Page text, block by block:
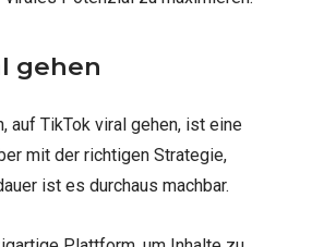
gehen
auf TikTok viral gehen, ist eine
mit der richtigen Strategie,
ist es durchaus machbar.